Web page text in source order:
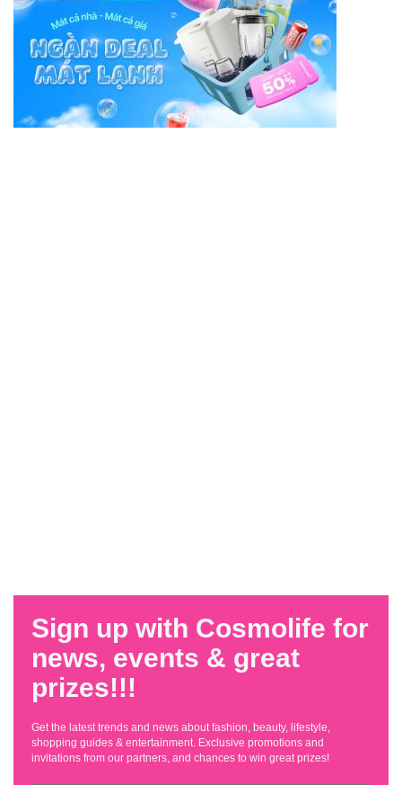
Sign up with Cosmolife for
news, events & great
prizes!!!
Get the latest trends and news about fashion, beauty, lifestyle,
shopping guides & entertainment. Exclusive promotions and
invitations from our partners, and chances to win great prizes!